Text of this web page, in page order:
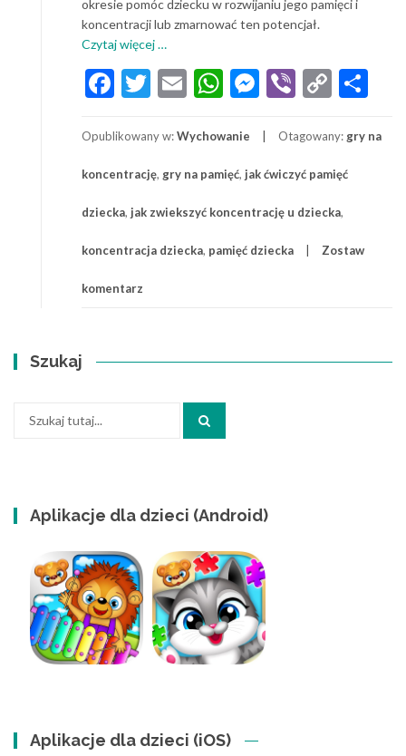
okresie pomóc dziecku w rozwijaniu jego pamięci i
koncentracji lub zmarnować ten potencjał.
Czytaj więcej
ćwiczyć
pamięć
Ćwiczenia
pamięć
koncentrację
dla
…
Facebook
Twitter
EmailWhatsApp
Messenger
Viber
Copy
Opublikowany w:Wychowanie Otagowany: gry na
koncentrację, gry na pamięć, jak ćwiczyć pamięć
dziecka, jak zwiekszyć koncentrację u dziecka,
koncentracja dziecka, pamięć dziecka Zostaw
komentarz
Szukaj
Aplikacje dla dzieci (Android)
Aplikacje dla dzieci (iOS)